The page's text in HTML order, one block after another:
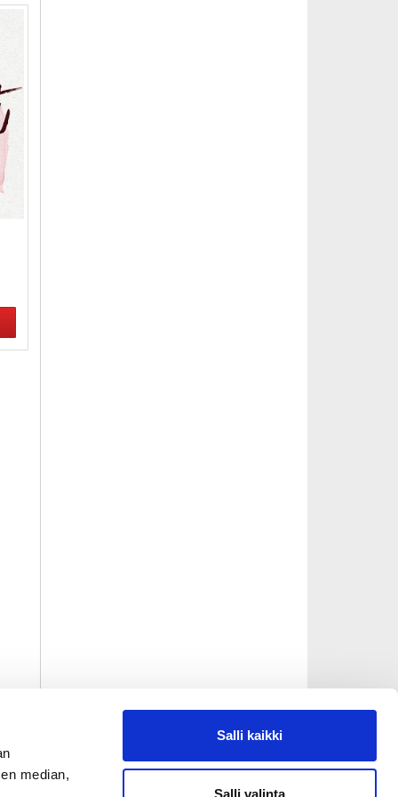
median,
Salli kaikki
Salli valinta